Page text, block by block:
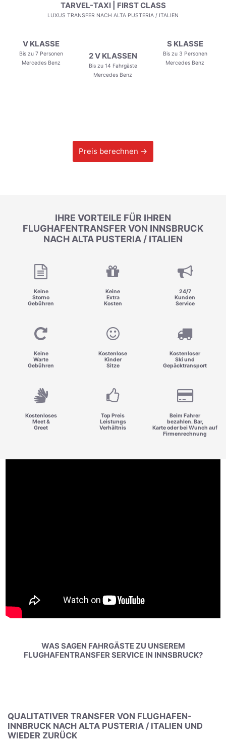
TARVEL-TAXI | FIRST CLASS
LUXUS TRANSFER NACH ALTA PUSTERIA / ITALIEN
V KLASSE
Bis zu 7 Personen
Mercedes Benz
2 V KLASSEN
Bis zu 14 Fahrgäste
Mercedes Benz
S KLASSE
Bis zu 3 Personen
Mercedes Benz
Preis berechnen →
IHRE VORTEILE FÜR IHREN
FLUGHAFENTRANSFER VON INNSBRUCK
NACH ALTA PUSTERIA / ITALIEN
Keine
Storno
Gebühren
Keine
Extra
Kosten
24/7
Kunden
Service
Keine
Warte
Gebühren
Kostenlose
Kinder
Sitze
Kostenloser
Ski und
Gepäcktransport
Kostenloses
Meet &
Greet
Top Preis
Leistungs
Verhältnis
Beim Fahrer
bezahlen. Bar,
Karte oder bei Wunch auf
Firmenrechnung
WAS SAGEN FAHRGÄSTE ZU UNSEREM
FLUGHAFENTRANSFER SERVICE IN INNSBRUCK?
QUALITATIVER TRANSFER VON FLUGHAFEN-
INNBRUCK NACH ALTA PUSTERIA / ITALIEN UND
WIEDER ZURÜCK